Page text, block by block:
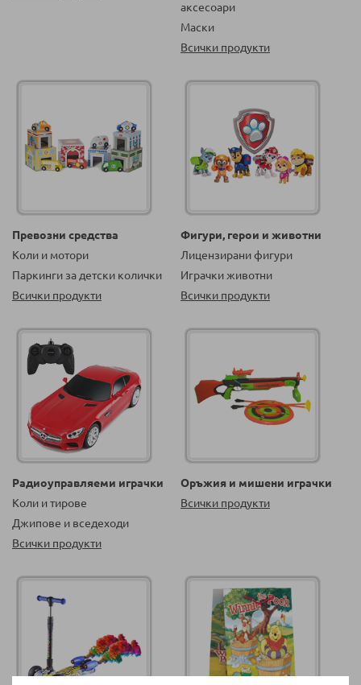
аксесоари
Маски
Всички продукти
Превозни средства
Коли и мотори
Паркинги за детски колички
Всички продукти
Фигури, герои и животни
Лицензирани фигури
Играчки животни
Всички продукти
Радиоуправляеми играчки
Коли и тирове
Джипове и вседеходи
Всички продукти
Оръжия и мишени играчки
Всички продукти